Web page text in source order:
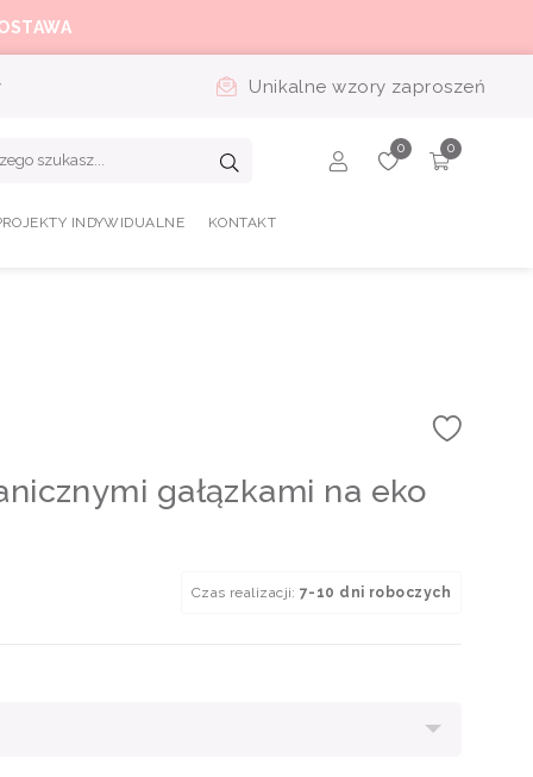
Unikalne wzory zaproszeń
INDYWIDUALNE KONTAKT
gałązkami na eko
Czas realizacji: 7-10 dni roboczych